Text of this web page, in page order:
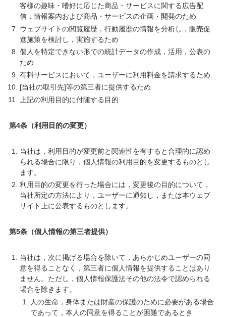
客様の趣味・嗜好に応じた商品・サービスに関する広告配
信，情報案内および商品・サービスの企画・開発のため
ウェブサイトの閲覧履歴，行動履歴の情報を分析し，販売促
進施策を検討し，実施するため
個人を特定できない形での統計データの作成，活用，公表の
ため
有料サービスにおいて，ユーザーに利用料金を請求するため
[当社の取引先]等の第三者に提供するため
上記の利用目的に付随する目的
第4条（利用目的の変更）
当社は，利用目的が変更前と関連性を有すると合理的に認め
られる場合に限り，個人情報の利用目的を変更するものとし
ます。
利用目的の変更を行った場合には，変更後の目的について，
当社所定の方法により，ユーザーに通知し，または本ウェブ
サイト上に公表するものとします。
第5条（個人情報の第三者提供）
当社は，次に掲げる場合を除いて，あらかじめユーザーの同
意を得ることなく，第三者に個人情報を提供することはあり
ません。ただし，個人情報保護法その他の法令で認められる
場合を除きます。
人の生命，身体または財産の保護のために必要がある場合
であって，本人の同意を得ることが困難であるとき